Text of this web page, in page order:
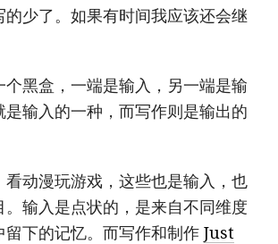
的少了。如果有时间我应该还会继
个黑盒，一端是输入，另一端是输
是输入的一种，而写作则是输出的
看动漫玩游戏，这些也是输入，也
。输入是点状的，是来自不同维度
留下的记忆。而写作和制作 Just